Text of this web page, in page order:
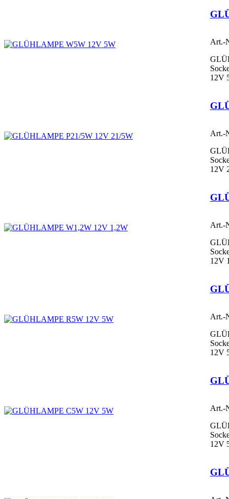
Art.-
12V
Art.-
12V
Art.-
12V
Art.-
12V
Art.-
12V